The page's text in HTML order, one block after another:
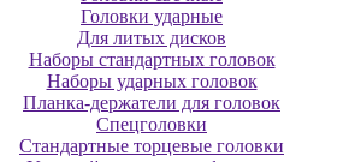
Головки ударные
Для литых дисков
Наборы стандартных головок
Наборы ударных головок
Планка-держатели для головок
Спецголовки
Стандартные торцевые головки